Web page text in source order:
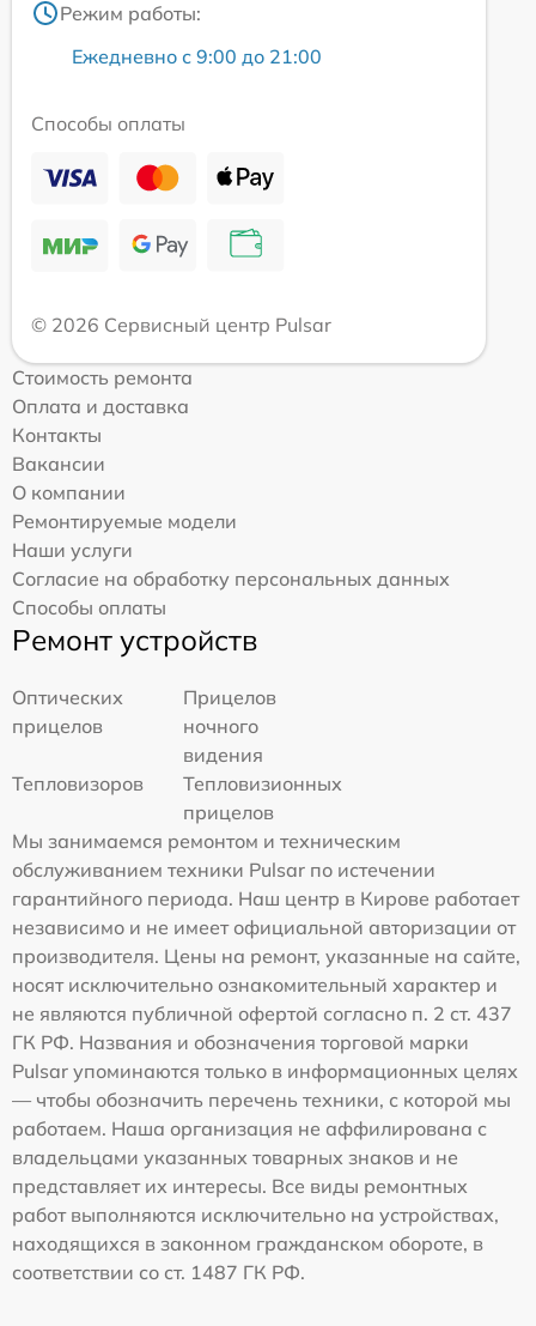
Режим работы:
Ежедневно с 9:00 до 21:00
Способы оплаты
© 2026 Сервисный центр Pulsar
Стоимость ремонта
Оплата и доставка
Контакты
Вакансии
О компании
Ремонтируемые модели
Наши услуги
Согласие на обработку персональных данных
Способы оплаты
Ремонт устройств
Оптических
прицелов
Прицелов
ночного
видения
Тепловизоров
Тепловизионных
прицелов
Мы занимаемся ремонтом и техническим
обслуживанием техники Pulsar по истечении
гарантийного периода. Наш центр в Кирове работает
независимо и не имеет официальной авторизации от
производителя. Цены на ремонт, указанные на сайте,
носят исключительно ознакомительный характер и
не являются публичной офертой согласно п. 2 ст. 437
ГК РФ. Названия и обозначения торговой марки
Pulsar упоминаются только в информационных целях
— чтобы обозначить перечень техники, с которой мы
работаем. Наша организация не аффилирована с
владельцами указанных товарных знаков и не
представляет их интересы. Все виды ремонтных
работ выполняются исключительно на устройствах,
находящихся в законном гражданском обороте, в
соответствии со ст. 1487 ГК РФ.